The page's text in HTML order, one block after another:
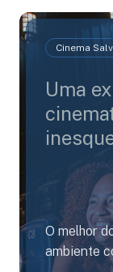
Cinema
Uma
O melhor
ambiente